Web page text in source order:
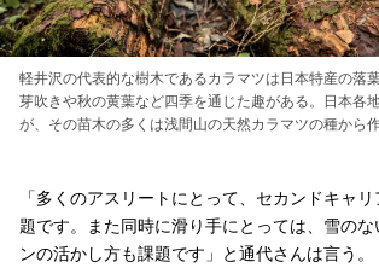
軽井沢の代表的な樹木であるカラマツは日本特産の落
芽吹きや秋の黄葉など四季を通じた趣がある。日本各
が、その苗木の多くは浅間山の天然カラマツの種から作
「多くのアスリートにとって、セカンドキャ
題です。また同時に滑り手にとっては、雪の
ンの活かし方も課題です」と通代さんは言う。